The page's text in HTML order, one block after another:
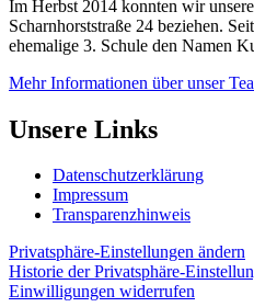
Im Herbst 2014 konnten wir
Scharnhorststraße 24 beziehen.
ehemalige 3. Schule den Namen
Mehr Informationen über unser
Unsere Links
Datenschutzerklärung
Impressum
Transparenzhinweis
Privatsphäre-Einstellungen ändern
Historie der Privatsphäre-
Einwilligungen widerrufen